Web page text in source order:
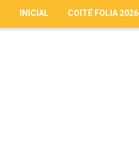
INICIAL COITÉ FOLIA 2026